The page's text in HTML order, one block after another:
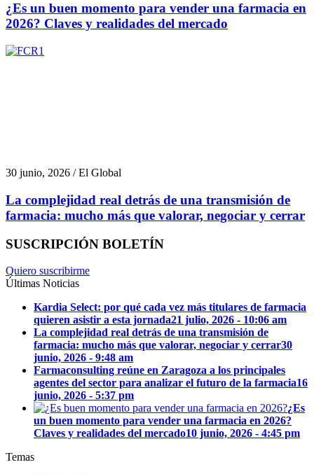
¿Es un buen momento para vender una farmacia en
2026? Claves y realidades del mercado
30 junio, 2026 / El Global
La complejidad real detrás de una transmisión de
farmacia: mucho más que valorar, negociar y cerrar
SUSCRIPCIÓN BOLETÍN
Quiero suscribirme
Últimas Noticias
Kardia Select: por qué cada vez más titulares de farmacia
quieren asistir a esta jornada21 julio, 2026 - 10:06 am
La complejidad real detrás de una transmisión de
farmacia: mucho más que valorar, negociar y cerrar30
junio, 2026 - 9:48 am
Farmaconsulting reúne en Zaragoza a los principales
agentes del sector para analizar el futuro de la farmacia16
junio, 2026 - 5:37 pm
¿Es
un buen momento para vender una farmacia en 2026?
Claves y realidades del mercado10 junio, 2026 - 4:45 pm
Temas